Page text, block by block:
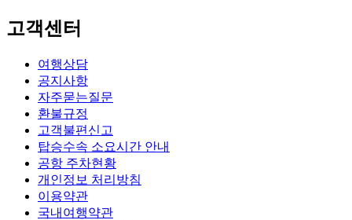
고객센터
여행상담
공지사항
자주묻는질문
환불규정
고객불편신고
탑승수속 소요시간 안내
공항 주차현황
개인정보 처리방침
이용약관
국내여행약관